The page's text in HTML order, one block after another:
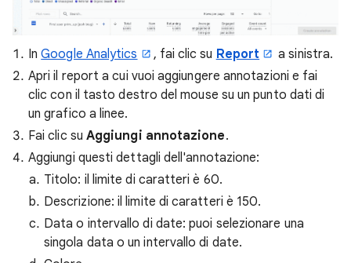
InGoogle Analytics , fai clic su Report
a sinistra.
Apri il report a cui vuoi aggiungere annotazioni e fai
clic con il tasto destro del mouse su un punto dati di
un grafico a linee.
Fai clic su Aggiungi annotazione.
Aggiungi questi dettagli dell'annotazione:
Titolo: il limite di caratteri è 60.
Descrizione: il limite di caratteri è 150.
Data o intervallo di date: puoi selezionare una
singola data o un intervallo di date.